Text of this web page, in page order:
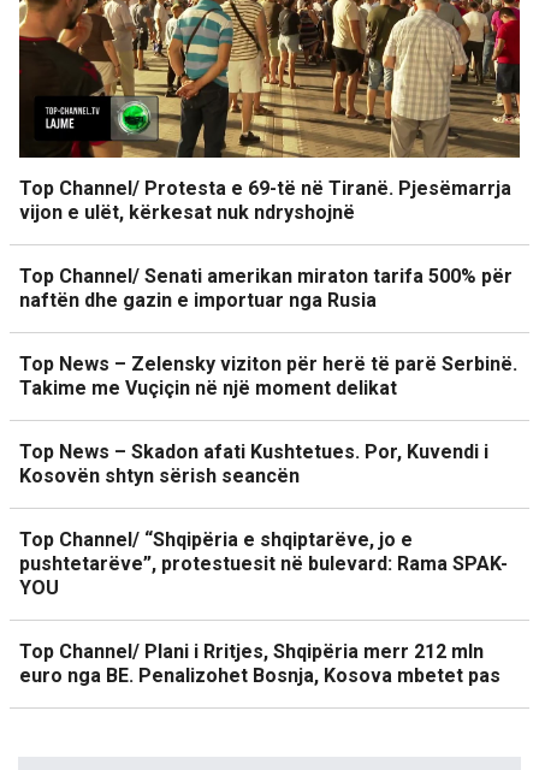
Top Channel/ Protesta e 69-të në Tiranë. Pjesëmarrja
vijon e ulët, kërkesat nuk ndryshojnë
Top Channel/ Senati amerikan miraton tarifa 500% për
naftën dhe gazin e importuar nga Rusia
Top News – Zelensky viziton për herë të parë Serbinë.
Takime me Vuçiçin në një moment delikat
Top News – Skadon afati Kushtetues. Por, Kuvendi i
Kosovën shtyn sërish seancën
Top Channel/ “Shqipëria e shqiptarëve, jo e
pushtetarëve”, protestuesit në bulevard: Rama SPAK-
YOU
Top Channel/ Plani i Rritjes, Shqipëria merr 212 mln
euro nga BE. Penalizohet Bosnja, Kosova mbetet pas